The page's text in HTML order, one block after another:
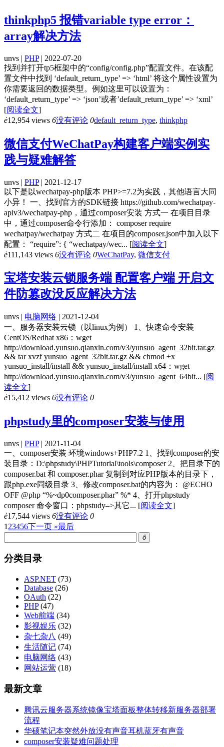
thinkphp5 报错variable type error：
array解决方法
unvs | PHP| 2022-07-20
找到并打开tp5框架中的“config/config.php”配置文件。在该配
置文件中找到 ‘default_return_type’ => ‘html’ 将这个属性设置为
你需要返回的数据类型。例如这里可以设置为：
‘default_return_type’ => ‘json’或者’default_return_type’ => ‘xml’
[阅读全文]
ė12,954 views 6没有评论 0default_return_type, thinkphp
微信支付WeChatPay构建客户端实例实
践与疑难解答
unvs | PHP| 2021-12-17
以下是以wechatpay-php版本 PHP>=7.2为实践，其他语言大同
小异！ 一、找到官方的SDK链接 https://github.com/wechatpay-
apiv3/wechatpay-php，通过composer安装 方式一 在项目目录
中，通过composer命令行添加： composer require
wechatpay/wechatpay 方式二 在项目的composer.json中加入以下
配置： “require”: { “wechatpay/wec... [阅读全文]
ė111,143 views 6没有评论 0WeChatPay, 微信支付
宝塔安装云锁服务端 配置客户端 开启文
件防篡改没反应解决方法
unvs | 电脑网络 | 2021-12-04
一、服务器安装云锁（以linux为例） 1、快速命令安装
CentOS/Redhat x86：wget
http://download.yunsuo.qianxin.com/v3/yunsuo_agent_32bit.tar.gz
&& tar xvzf yunsuo_agent_32bit.tar.gz && chmod +x
yunsuo_install/install && yunsuo_install/install x64：wget
http://download.yunsuo.qianxin.com/v3/yunsuo_agent_64bit... [阅
读全文]
ė15,412 views 6没有评论 0
phpstudy里的composer安装与使用
unvs | PHP| 2021-11-04
一、composer安装 环境windows+PHP7.2 1、找到composer的安
装目录：D:\phpstudy\PHPTutorial\tools\composer 2、把目录下的
composer.bat 和 composer.phar 复制到对应PHP版本的目录下，
跟php.exe同级目录 3、修改composer.bat的内容为： @ECHO
OFF @php “%~dp0composer.phar” %* 4、打开phpstudy
composer 命令窗口：phpstudy–>其它... [阅读全文]
ė17,544 views 6没有评论 0
1 23456下一页 »最后
ő
分类目录
ASP.NET (73)
Database (26)
OAuth (22)
PHP(47)
Web前端 (34)
影视娱乐 (32)
杂七杂八 (49)
生活随记 (74)
电脑网络 (43)
网站运营 (18)
最新文章
腾讯云服务器系统镜像宝塔面板整体转移新服务器部署
流程
华硕笔记本突然外放没有声音耳机蓝牙有声音
composer安装疑难问题处理